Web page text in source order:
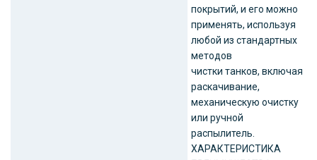
покрытий, и его можно
применять, используя
любой из стандартных
методов
чистки танков, включая
раскачивание,
механическую очистку
или ручной
распылитель.
ХАРАКТЕРИСТИКА